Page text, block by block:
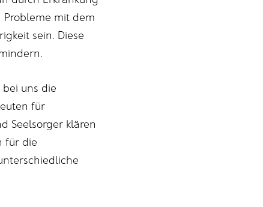
mit dem
sein. Diese
uns die
für
Seelsorger klären
für die